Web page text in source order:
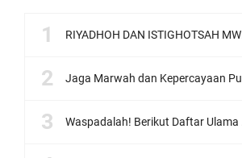
RIYADHOH DAN ISTIGHOTSAH MWC NU LOWOKWARU Menyambut Muktamar NU ke-35, Meneguhkan Sanad Laku Para Muassis
Jaga Marwah dan Kepercayaan Publik, Ratusan Guru Ngaji Kota Malang Serukan Deklarasi Ramah Anak
Waspadalah! Berikut Daftar Ulama Wahabi di Seluruh Dunia dan Karya-karyanya